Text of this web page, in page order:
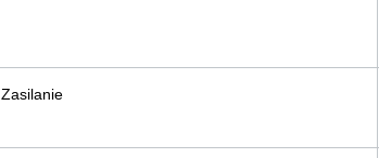
Zasilanie